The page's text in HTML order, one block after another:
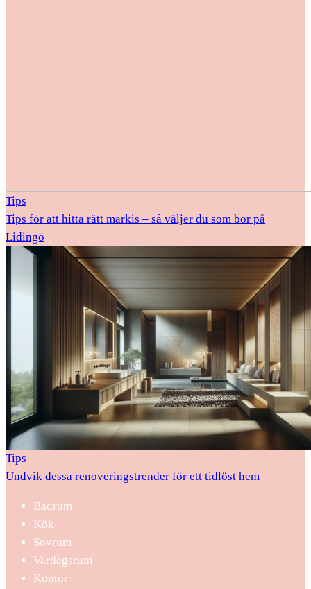
Tips
Tips för att hitta rätt markis – så väljer du som bor på
Lidingö
Tips
Undvik dessa renoveringstrender för ett tidlöst hem
Badrum
Kök
Sovrum
Vardagsrum
Kontor